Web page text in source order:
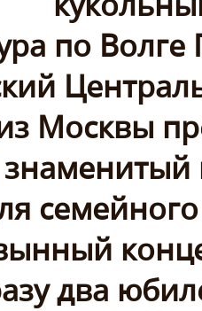
по Волге
Москвы
два